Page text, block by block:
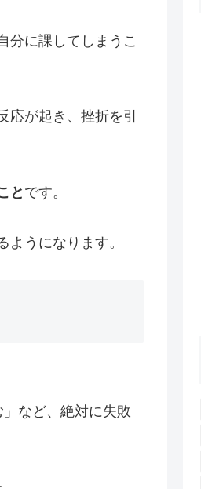
分に課してしまうこ
が起き、挫折を引
と です。
うになります。
など、絶対に失敗